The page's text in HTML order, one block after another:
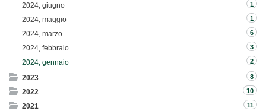
2024, giugno 1
2024, maggio 1
2024, marzo 6
2024, febbraio 3
2024, gennaio 2
2023 8
2022 10
2021 11